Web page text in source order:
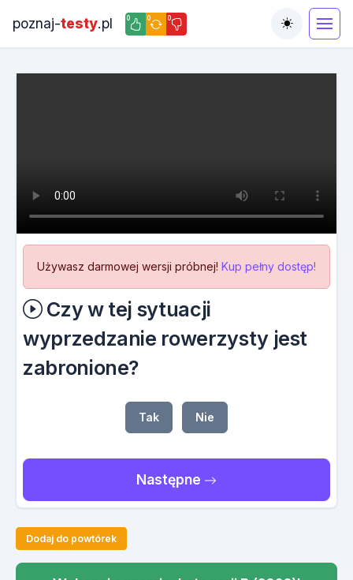
poznaj-testy.pl 0 0 0
Toggle
Używasz darmowej wersji próbnej! Kup pełny dostęp!
Czy w tej sytuacji
wyprzedzanie rowerzysty jest
zabronione?
Tak Nie
Następne
Dodaj do powtórek